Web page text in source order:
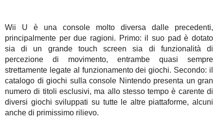
Wii U è una console molto diversa dalle precedenti,
principalmente per due ragioni. Primo: il suo pad è dotato
sia di un grande touch screen sia di funzionalità di
percezione di movimento, entrambe quasi sempre
strettamente legate al funzionamento dei giochi. Secondo: il
catalogo di giochi sulla console Nintendo presenta un gran
numero di titoli esclusivi, ma allo stesso tempo è carente di
diversi giochi sviluppati su tutte le altre piattaforme, alcuni
anche di primissimo rilievo.